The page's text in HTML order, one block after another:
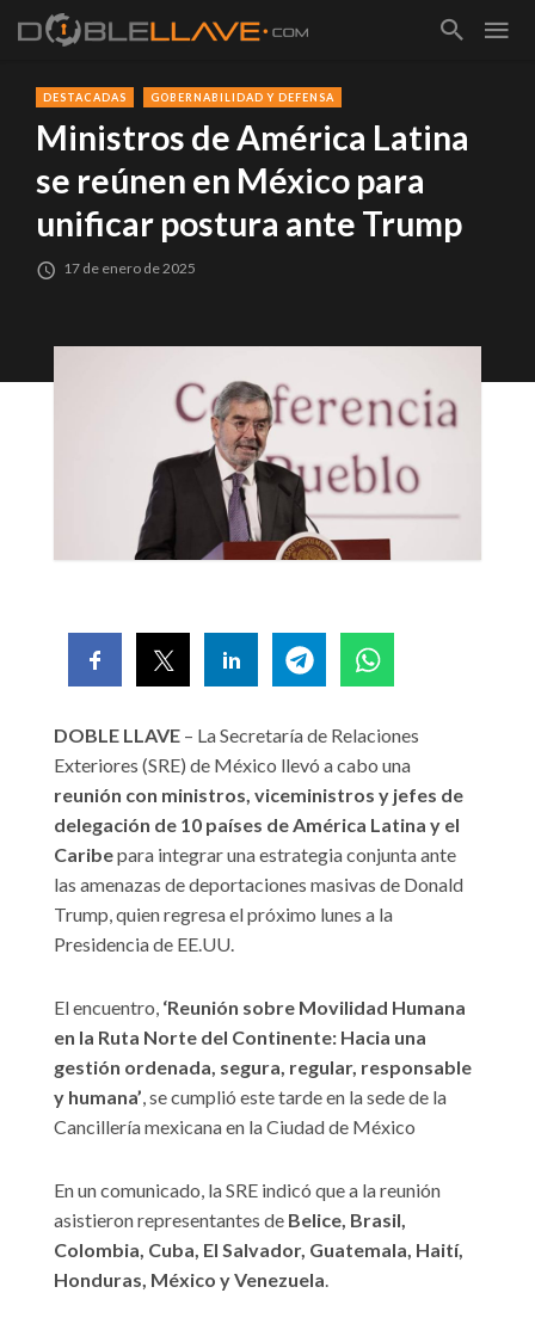
DESTACADAS GOBERNABILIDAD Y DEFENSA
Ministros de América Latina
se reúnen en México para
unificar postura ante Trump
17 de enero de 2025
DOBLE LLAVE – La Secretaría de Relaciones
Exteriores (SRE) de México llevó a cabo una
reunión con ministros, viceministros y jefes de
delegación de 10 países de América Latina y el
Caribepara integrar una estrategia conjunta ante
las amenazas de deportaciones masivas de Donald
Trump, quien regresa el próximo lunes a la
Presidencia de EE.UU.
El encuentro, ‘Reunión sobre Movilidad Humana
en la Ruta Norte del Continente: Hacia una
gestión ordenada, segura, regular, responsable
y humana’, se cumplió este tarde en la sede de la
Cancillería mexicana en la Ciudad de México
En un comunicado, la SRE indicó que a la reunión
asistieron representantes de Belice, Brasil,
Colombia, Cuba, El Salvador, Guatemala, Haití,
Honduras, México y Venezuela.